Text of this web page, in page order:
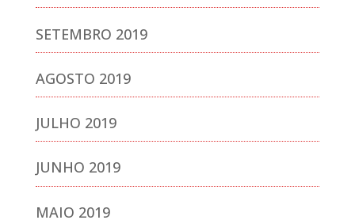
SETEMBRO 2019
AGOSTO 2019
JULHO 2019
JUNHO 2019
MAIO 2019